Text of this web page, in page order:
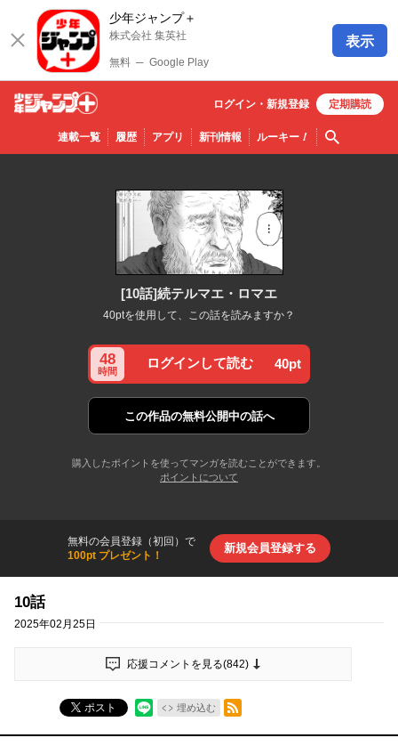
少年ジャンプ＋
株式会社 集英社
無料 ─ Google Play
表示
少年ジ
ャンプ
連載一覧 履歴 アプリ 新刊情報 ルーキー！ 検索
ログイン・ 新規登録 定期購読
[10話]続テルマエ・ロマエ
40ptを使用して、この話を読みますか？
48
時間
ログインして読む 40pt
この作品の無料公開中の話へ
購入したポイントを使ってマンガを読むことができます。
ポイントについて
無料の会員登録（初回）で
100pt プレゼント！
新規会員登録する
10話
2025年02月25日
応援コメントを見る(842)
ポスト 埋め込む
RSSフィード